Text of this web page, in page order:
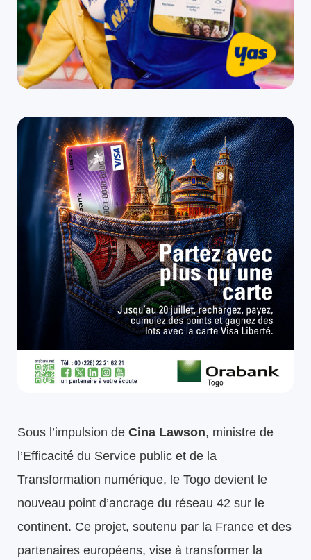
Sous l’impulsion de Cina Lawson, ministre de
l’Efficacité du Service public et de la
Transformation numérique, le Togo devient le
nouveau point d’ancrage du réseau 42 sur le
continent. Ce projet, soutenu par la France et des
partenaires européens, vise à transformer la